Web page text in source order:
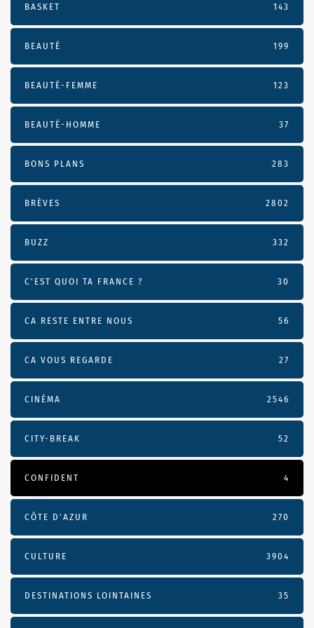
BASKET 143
BEAUTÉ 199
BEAUTÉ-FEMME 123
BEAUTÉ-HOMME 37
BONS PLANS 283
BRÈVES 2802
BUZZ 332
C'EST QUOI TA FRANCE ? 30
CA RESTE ENTRE NOUS 56
CA VOUS REGARDE 27
CINÉMA 2546
CITY-BREAK 52
CONFIDENT 4
CÔTE D’AZUR 270
CULTURE 3904
DESTINATIONS LOINTAINES 35